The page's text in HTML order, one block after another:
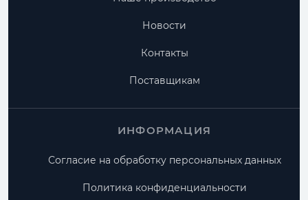
Новости
Контакты
Поставщикам
ИНФОРМАЦИЯ
Согласие на обработку персональных данных
Политика конфиденциальности